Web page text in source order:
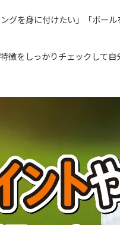
グを身に付けたい」「ボール
徴をしっかりチェックして